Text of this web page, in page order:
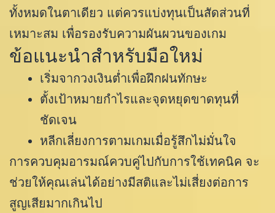
ทั้งหมดในตาเดียว แต่ควรแบ่งทุนเป็นสัดส่วนที่
เหมาะสม เพื่อรองรับความผันผวนของเกม
ข้อแนะนำสำหรับมือใหม่
เริ่มจากวงเงินต่ำเพื่อฝึกฝนทักษะ
ตั้งเป้าหมายกำไรและจุดหยุดขาดทุนที่
ชัดเจน
หลีกเลี่ยงการตามเกมเมื่อรู้สึกไม่มั่นใจ
การควบคุมอารมณ์ควบคู่ไปกับการใช้เทคนิค จะ
ช่วยให้คุณเล่นได้อย่างมีสติและไม่เสี่ยงต่อการ
สูญเสียมากเกินไป